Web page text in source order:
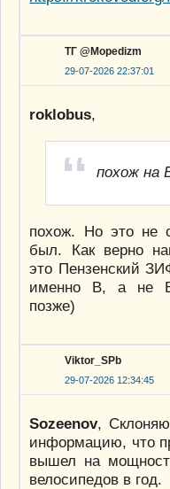
ТГ @Mopedizm
29-07-2026 22:37:01
roklobus,
похож на
похож. Но это не
был. Как верно
это Пензенский
именно В, а не
позже)
Viktor_SPb
29-07-2026 12:34:45
Sozeenov,
информацию, что
вышел на
велосипедов в год.